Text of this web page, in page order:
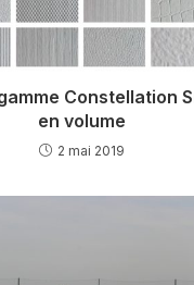
gamme Constellation
en volume
2 mai 2019